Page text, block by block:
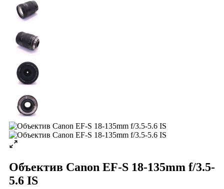
Объектив Canon EF-S 18-135mm f/3.5-
5.6 IS